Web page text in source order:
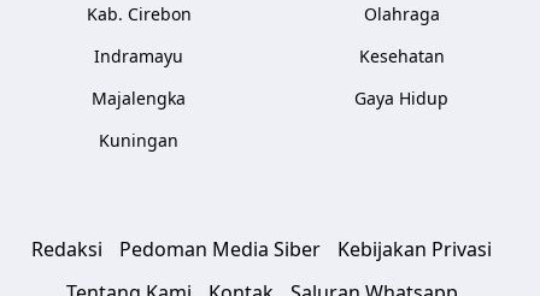
Kab. Cirebon
Indramayu
Majalengka
Kuningan
Olahraga
Kesehatan
Gaya Hidup
Redaksi Pedoman Media Siber
Kebijakan Privasi